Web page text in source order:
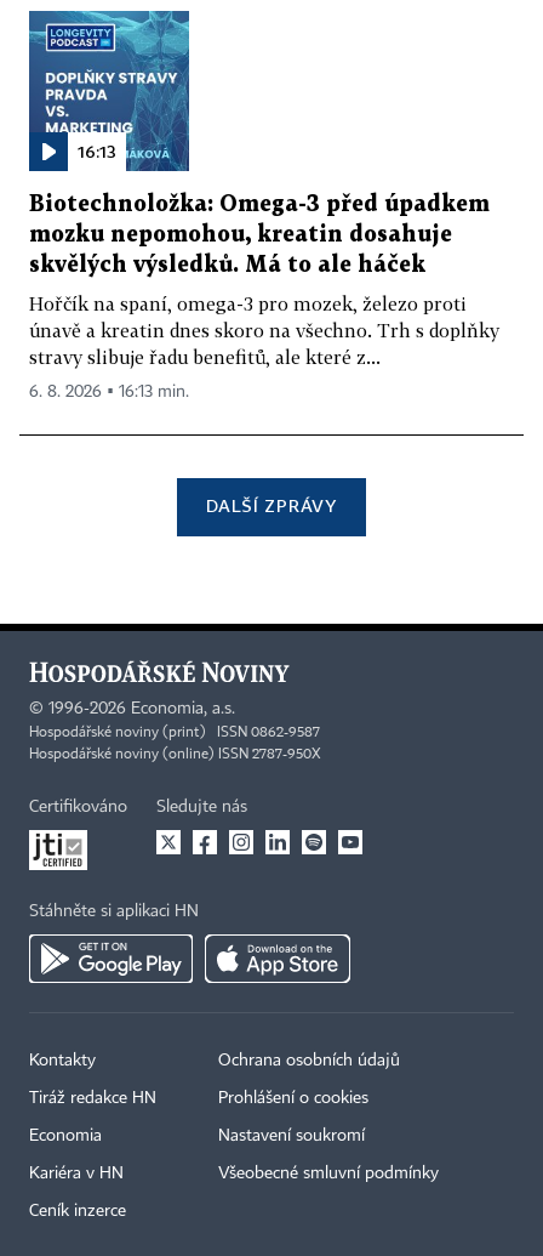
16:13
Biotechnoložka: Omega-3 před úpadkem
mozku nepomohou, kreatin dosahuje
skvělých výsledků. Má to ale háček
Hořčík na spaní, omega-3 pro mozek, železo proti
únavě a kreatin dnes skoro na všechno. Trh s doplňky
stravy slibuje řadu benefitů, ale které z...
6. 8. 2026 ▪ 16:13 min.
DALŠÍ ZPRÁVY
© 1996-2026 Economia, a.s.
Hospodářské noviny (print) ISSN 0862-9587
Hospodářské noviny (online) ISSN 2787-950X
Certifikováno Sledujte nás
Stáhněte si aplikaci HN
Kontakty
Tiráž redakce HN
Economia
Kariéra v HN
Ceník inzerce
Ochrana osobních údajů
Prohlášení o cookies
Nastavení soukromí
Všeobecné smluvní podmínky